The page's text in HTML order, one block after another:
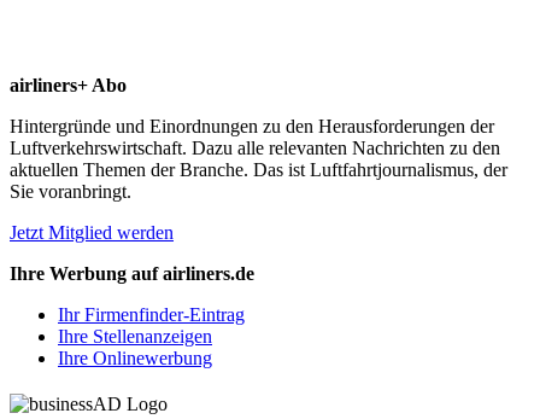
airliners+ Abo
Hintergründe und Einordnungen zu den Herausforderungen der
Luftverkehrswirtschaft. Dazu alle relevanten Nachrichten zu den
aktuellen Themen der Branche. Das ist Luftfahrtjournalismus, der
Sie voranbringt.
Jetzt Mitglied werden
Ihre Werbung auf airliners.de
Ihr Firmenfinder-Eintrag
Ihre Stellenanzeigen
Ihre Onlinewerbung